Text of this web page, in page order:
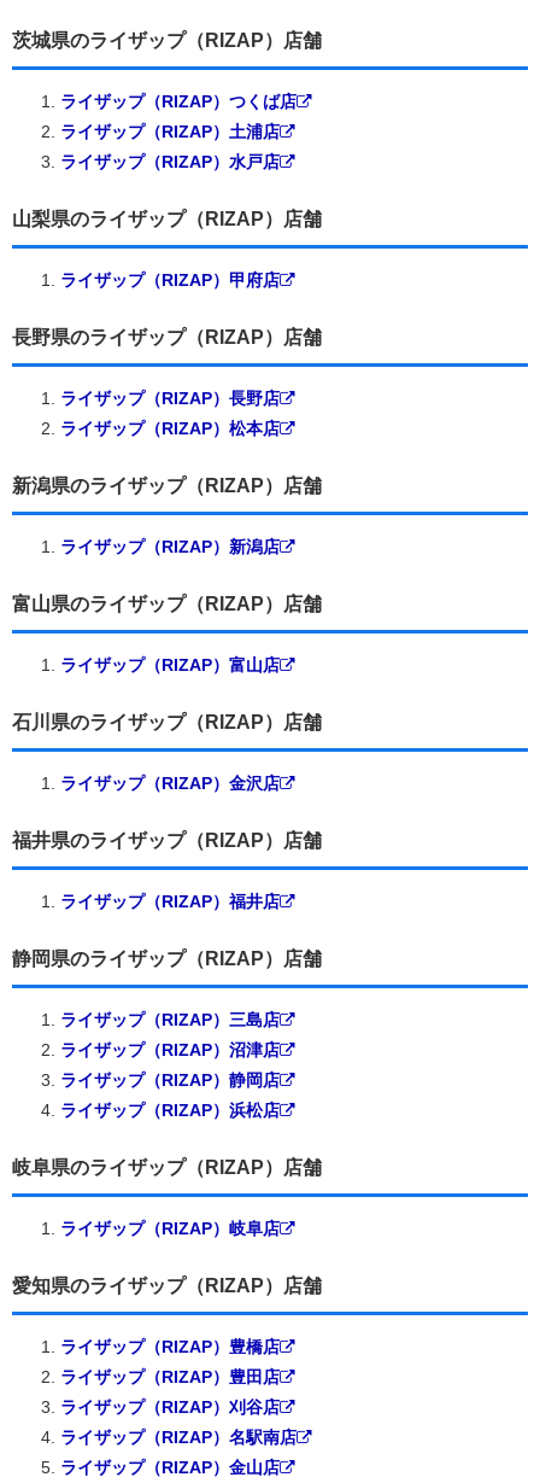
茨城県のライザップ（RIZAP）店舗
ライザップ（RIZAP）つくば店
ライザップ（RIZAP）土浦店
ライザップ（RIZAP）水戸店
山梨県のライザップ（RIZAP）店舗
ライザップ（RIZAP）甲府店
長野県のライザップ（RIZAP）店舗
ライザップ（RIZAP）長野店
ライザップ（RIZAP）松本店
新潟県のライザップ（RIZAP）店舗
ライザップ（RIZAP）新潟店
富山県のライザップ（RIZAP）店舗
ライザップ（RIZAP）富山店
石川県のライザップ（RIZAP）店舗
ライザップ（RIZAP）金沢店
福井県のライザップ（RIZAP）店舗
ライザップ（RIZAP）福井店
静岡県のライザップ（RIZAP）店舗
ライザップ（RIZAP）三島店
ライザップ（RIZAP）沼津店
ライザップ（RIZAP）静岡店
ライザップ（RIZAP）浜松店
岐阜県のライザップ（RIZAP）店舗
ライザップ（RIZAP）岐阜店
愛知県のライザップ（RIZAP）店舗
ライザップ（RIZAP）豊橋店
ライザップ（RIZAP）豊田店
ライザップ（RIZAP）刈谷店
ライザップ（RIZAP）名駅南店
ライザップ（RIZAP）金山店